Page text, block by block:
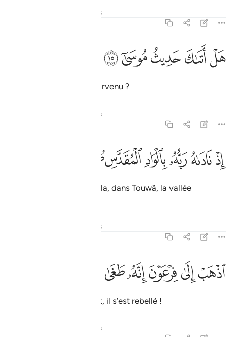
Réflexions
هل اتاك حديث موسى ١٥
هَلْ أَتَىٰكَ حَدِيثُ مُوسَىٰٓ ١٥
ﳉﳊﳋﳌﳍ
Le récit de Moïse t’est-il parvenu ?
Réflexions
اذ ناداه ربه بالواد المقدس طوى ١٦
إِذْ نَادَىٰهُ رَبُّهُۥ بِٱلْوَادِ ٱلْمُقَدَّسِ طُوًى ١٦
ﳎﳏﳐﳑﳒﳓ
Quand son Seigneur l’appela, dans Touwâ, la vallée
Réflexions
اذهب الى فرعون انه طغى ١٧
ٱذْهَبْ إِلَىٰ فِرْعَوْنَ إِنَّهُۥ طَغَىٰ ١٧
ﱁﱂﱃﱄﱅ
"Va vers Pharaon. Vraiment, il s’est rebellé !
Réflexions